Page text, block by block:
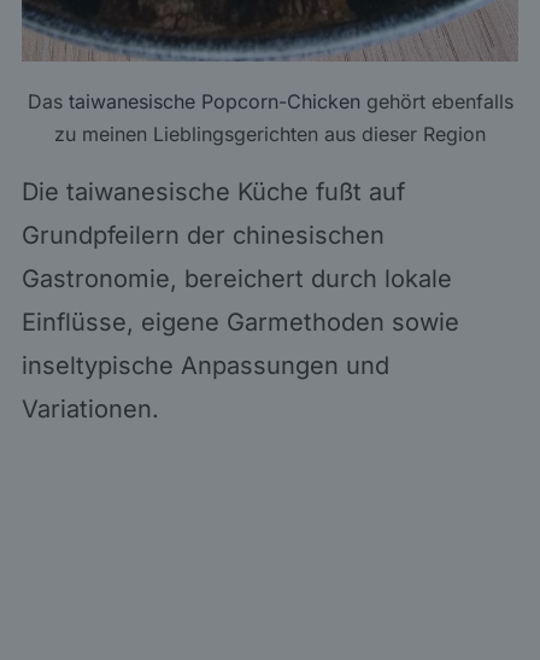
Das taiwanesische Popcorn-Chicken gehört ebenfalls
zu meinen Lieblingsgerichten aus dieser Region
Die taiwanesische Küche fußt auf
Grundpfeilern der chinesischen
Gastronomie, bereichert durch lokale
Einflüsse, eigene Garmethoden sowie
inseltypische Anpassungen und
Variationen.